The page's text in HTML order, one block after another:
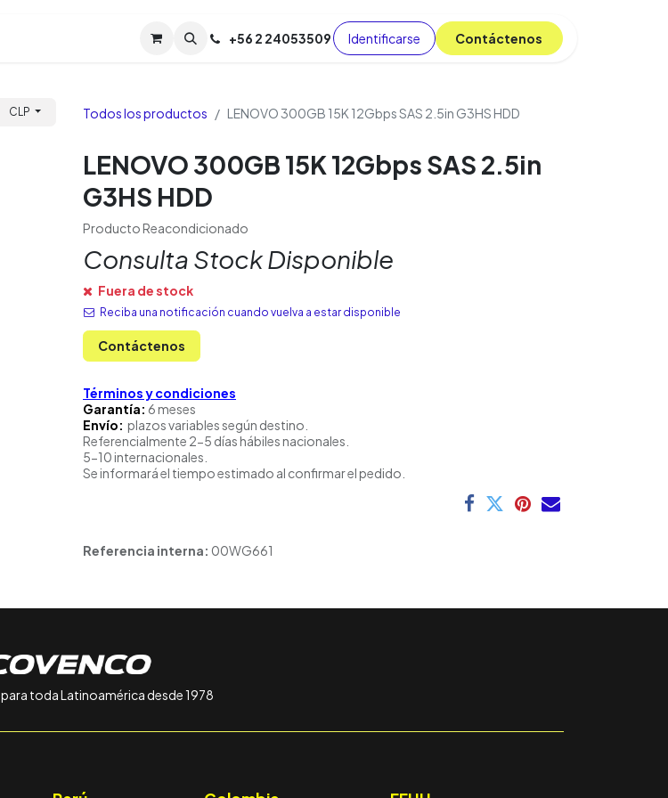
Soporte TPM (CL) Tienda Cursos Blog
+56 2 24053509 Identificarse C​​​​ont​​​​áct​​​​​​en​​​​​​os
CLP Todos los productos LENOVO 300GB 15K 12Gbps SAS 2.5in G3HS HDD
LENOVO 300GB 15K 12Gbps SAS 2.5in
G3HS HDD
Producto Reacondicionado
Consulta Stock Disponible
Fuera de stock
Reciba una notificación cuando vuelva a estar disponible
Contáctenos
Términos y condiciones
Garantía: 6 meses
Envío: plazos variables según destino.
Referencialmente 2-5 días hábiles nacionales.
5-10 internacionales.
Se informará el tiempo estimado al confirmar el pedido.
Referencia interna: 00WG661
para toda Latinoamérica desde 1978